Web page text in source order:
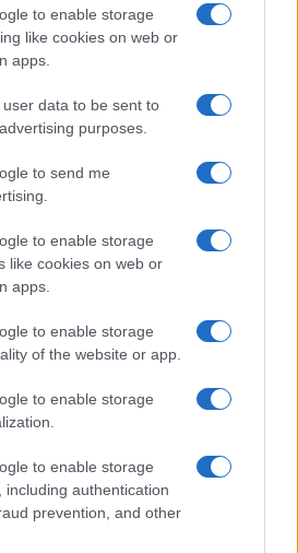
to enable storage
like cookies on web or
apps.
data to be sent to
purposes.
to send me
to enable storage
like cookies on web or
apps.
to enable storage
of the website or app.
to enable storage
to enable storage
including authentication
prevention, and other
i lošeg kvaliteta – dodaje
i spisateljica, rekla je je
koje se „ne drži dobro u
Ona napominje da povrće
kada se zamrzne.
hranljive materije kada se
kuhar i bloger.
da stvori kristale leda i pokida
može da smanji aktivnost vode
ovo smrznuto povrće, ne
iz njega. Opšte mišljenje
uvijek kupuju svjež brokoli.